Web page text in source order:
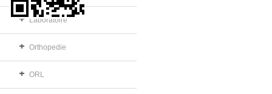
Laboratoire
Orthopedie
ORL